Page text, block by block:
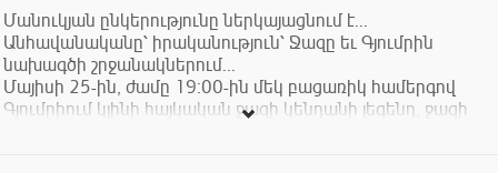
Մանուկյան ընկերությունը ներկայացնում է․․․
Անհավանականը՝ իրականություն՝ Ջազը եւ Գյումրին
նախագծի շրջանակներում․․․
Մայիսի 25-ին, ժամը 19։00-ին մեկ բացառիկ համերգով
Գյումրիում կլինի հայկական ջազի կենդանի լեգենդ, ջազի